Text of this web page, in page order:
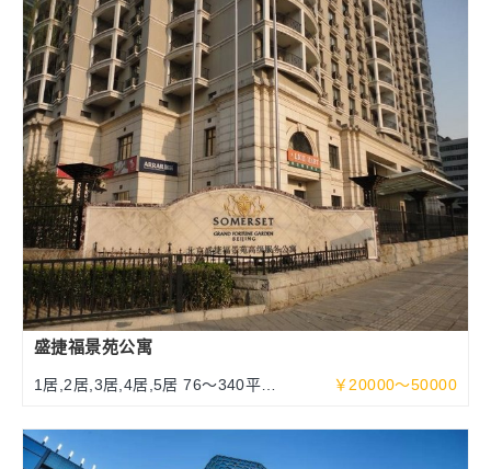
盛捷福景苑公寓
1居,2居,3居,4居,5居 76～340平方
￥20000～50000